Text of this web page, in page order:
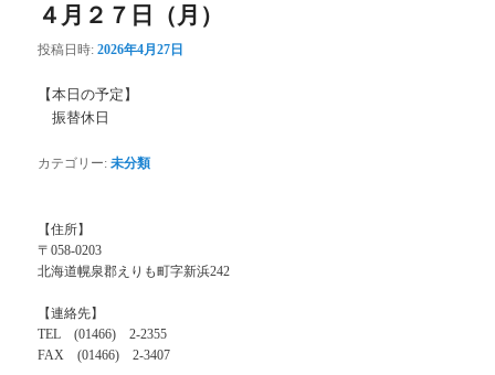
４月２７日（月）
投稿日時:2026年4月27日
【本日の予定】
振替休日
カテゴリー: 未分類
【住所】
〒058-0203
北海道幌泉郡えりも町字新浜242
【連絡先】
TEL (01466) 2-2355
FAX (01466) 2-3407